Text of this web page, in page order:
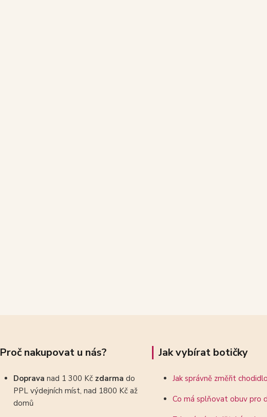
Proč nakupovat u nás?
Doprava nad 1 300 Kč zdarma do
PPL výdejních míst, nad 1800 Kč až
domů
Jak vybírat botičky
Jak správně změřit
Co má splňovat obuv pro